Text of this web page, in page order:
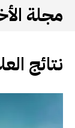
مجلة
نتائج